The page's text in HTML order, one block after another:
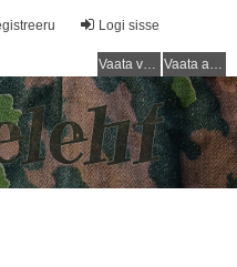
Logi sisse
Vaata vastamata teemasi Vaata aktiivseid teemasid